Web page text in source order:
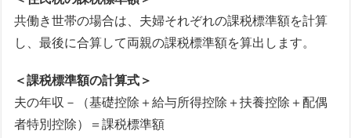
共働き世帯の場合は、夫婦それぞれの課税標準額を計算
し、最後に合算して両親の課税標準額を算出します。
＜課税標準額の計算式＞
夫の年収－（基礎控除＋給与所得控除＋扶養控除＋配偶
者特別控除）＝課税標準額